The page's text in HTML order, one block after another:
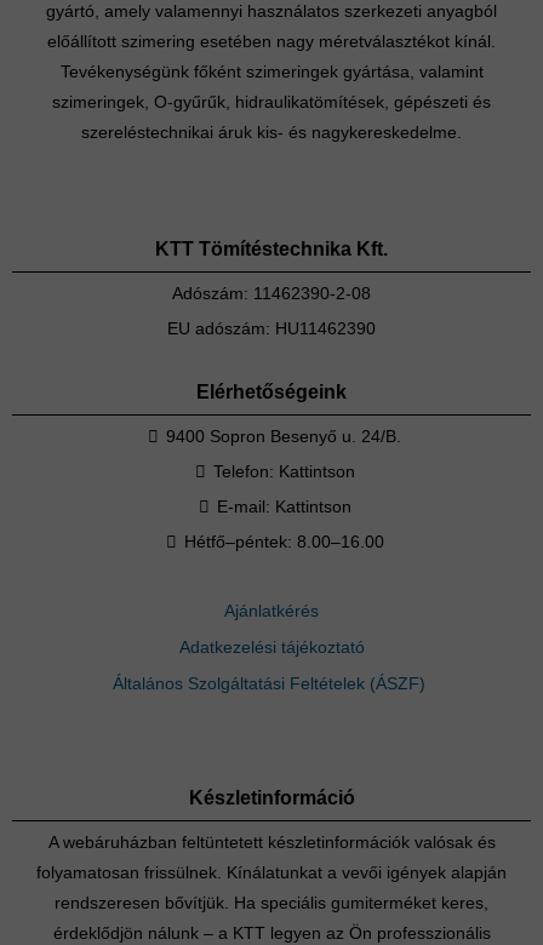
gyártó, amely valamennyi használatos szerkezeti anyagból
előállított szimering esetében nagy méretválasztékot kínál.
Tevékenységünk főként szimeringek gyártása, valamint
szimeringek, O-gyűrűk, hidraulikatömítések, gépészeti és
szereléstechnikai áruk kis- és nagykereskedelme.
KTT Tömítéstechnika Kft.
Adószám: 11462390-2-08
EU adószám: HU11462390
Elérhetőségeink
9400 Sopron Besenyő u. 24/B.
Telefon: Kattintson
E-mail: Kattintson
Hétfő–péntek: 8.00–16.00
Ajánlatkérés
Adatkezelési tájékoztató
Általános Szolgáltatási Feltételek (ÁSZF)
Készletinformáció
A webáruházban feltüntetett készletinformációk valósak és
folyamatosan frissülnek. Kínálatunkat a vevői igények alapján
rendszeresen bővítjük. Ha speciális gumiterméket keres,
érdeklődjön nálunk – a KTT legyen az Ön professzionális